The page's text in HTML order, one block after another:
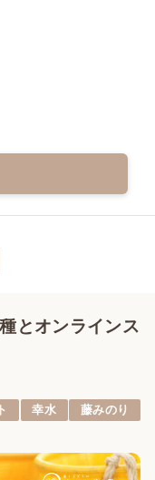
とオンラインス
幸水 藤みのり